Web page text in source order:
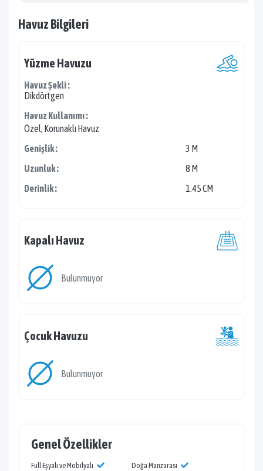
Havuz Bilgileri
Yüzme Havuzu
Havuz Şekli :
Dikdörtgen
Havuz Kullanımı :
Özel, Korunaklı Havuz
Genişlik :
3 M
Uzunluk :
8 M
Derinlik :
1.45 CM
Kapalı Havuz
Bulunmuyor
Çocuk Havuzu
Bulunmuyor
Genel Özellikler
Full Eşyalı ve Mobilyalı
Doğa Manzarası